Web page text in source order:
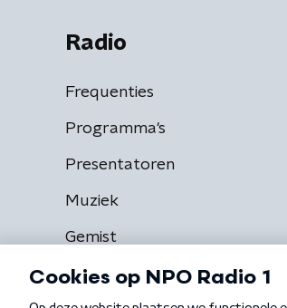
Radio
Frequenties
Programma's
Presentatoren
Muziek
Gemist